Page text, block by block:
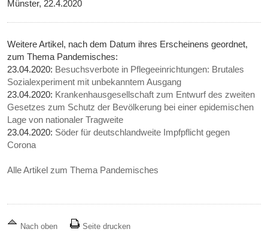
Münster, 22.4.2020
Weitere Artikel, nach dem Datum ihres Erscheinens geordnet,
zum Thema Pandemisches:
23.04.2020: Besuchsverbote in Pflegeeinrichtungen: Brutales
Sozialexperiment mit unbekanntem Ausgang
23.04.2020: Krankenhausgesellschaft zum Entwurf des zweiten
Gesetzes zum Schutz der Bevölkerung bei einer epidemischen
Lage von nationaler Tragweite
23.04.2020: Söder für deutschlandweite Impfpflicht gegen
Corona
Alle Artikel zum Thema Pandemisches
Nach oben
Seite drucken